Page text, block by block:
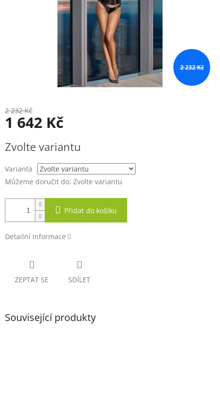
2 232 Kč
2 232 Kč
1 642 Kč
cena:
Zvolte variantu
Varianta
Můžeme doručit do: Zvolte variantu
Přidat do košíku
Detailní informace
ZEPTAT SE SDÍLET
Související produkty